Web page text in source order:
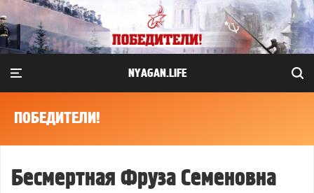
NYAGAN.LIFE
ПОБЕДИТЕЛИ!
Бесмертная Фруза Семеновна